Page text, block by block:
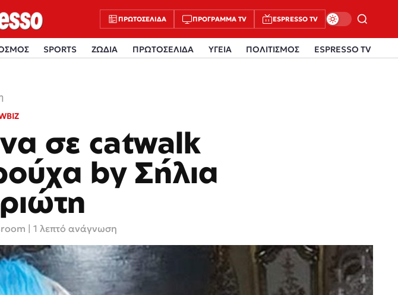
ΠΡΩΤΟΣΈΛΙΔΑ ΠΡΌΓΡΑΜΜΑ TV ESPRESSO TV
SPORTS ΖΩΔΙΑ ΠΡΩΤΟΣΕΛΙΔΑ ΥΓΕΙΑ ΠΟΛΙΤΙΣΜΟΣ ESPRESSO TV
σε catwalk
by Σήλια
| 1 λεπτό ανάγνωση